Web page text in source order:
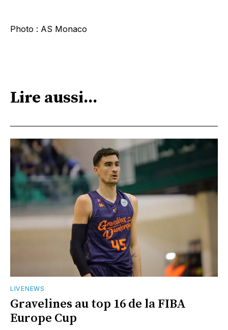
Photo : AS Monaco
Lire aussi...
LIVENEWS
Gravelines au top 16 de la FIBA
Europe Cup